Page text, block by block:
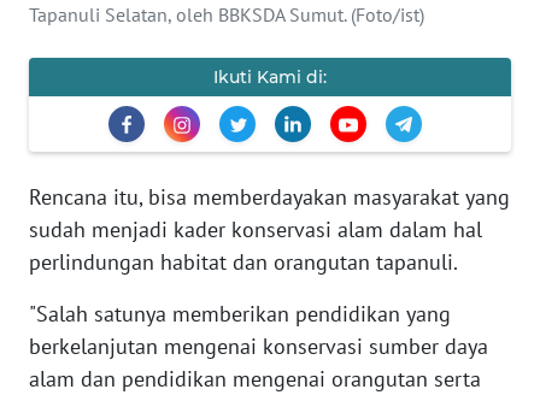
Tapanuli Selatan, oleh BBKSDA Sumut. (Foto/ist)
Ikuti Kami di:
Rencana itu, bisa memberdayakan masyarakat yang
sudah menjadi kader konservasi alam dalam hal
perlindungan habitat dan orangutan tapanuli.
"Salah satunya memberikan pendidikan yang
berkelanjutan mengenai konservasi sumber daya
alam dan pendidikan mengenai orangutan serta
KONTAK
KAMI
TENTANG
KAMI
MEDIA
SIBER